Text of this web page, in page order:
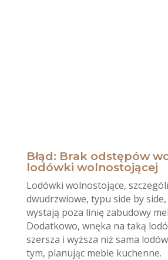
Błąd: Brak odstępów
lodówki wolnostojącej
Lodówki wolnostojące,
dwudrzwiowe, typu side by side,
wystają poza linię zabudowy
Dodatkowo, wnęka na taką
szersza i wyższa niż sama
tym, planując meble kuchenne.